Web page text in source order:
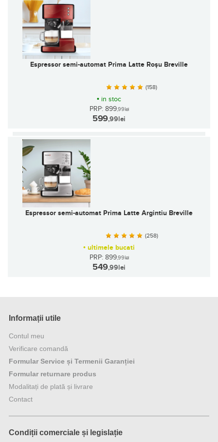
Espressor semi-automat Prima Latte Roșu Breville
(158)
• in stoc
PRP: 899,99lei
599,99 lei
Espressor semi-automat Prima Latte Argintiu Breville
(258)
• ultimele bucati
PRP: 899,99lei
549,99 lei
Informații utile
Contul meu
Verificare comandă
Formular Service și Termenii Garanției
Formular returnare produs
Modalitați de plată și livrare
Contact
Condiții comerciale și legislație